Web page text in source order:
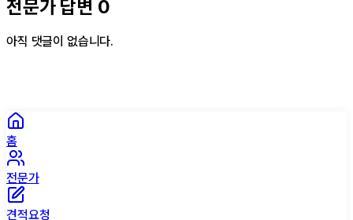
전문가 답변 0
아직 댓글이 없습니다.
홈
전문가
견적요청